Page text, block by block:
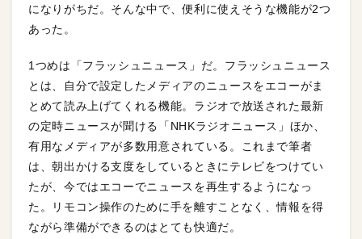
になりがちだ。そんな中で、便利に使えそうな機能が2つ
あった。
1つめは「フラッシュニュース」だ。フラッシュニュース
とは、自分で設定したメディアのニュースをエコーがま
とめて読み上げてくれる機能。ラジオで放送された最新
の定時ニュースが聞ける「NHKラジオニュース」ほか、
有用なメディアが多数用意されている。これまで筆者
は、朝出かける支度をしているときにテレビをつけてい
たが、今ではエコーでニュースを再生するようになっ
た。リモコン操作のために手を離すことなく、情報を得
ながら準備ができるのはとても快適だ。